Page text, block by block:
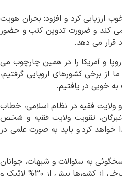
ارزیابی کرد و افزود: بحران هویت
می کند و ضرورت تدوین کتب و حضور
قرار می دهد.
و آمریکا را در همین چارچوب می
از برخی کشورهای اروپایی گرفتیم،
خوبی در یافتیم.
ولایت فقیه در نظام اسلامی، خطاب
تقویت ولایت فقیه و شخص
خواهد کرد و باید به صورت علمی در
به سئوالات و شبهات، جوانان
بسیاری به دنبال بی دینی رفته و لائیک شدند و اکنون در برخی از کشورها بیش از 30% لائیک و